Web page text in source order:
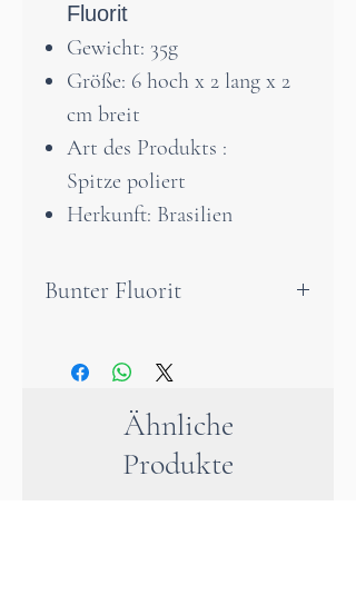
Fluorit
Gewicht: 35g
Größe: 6 hoch x 2 lang x 2
cm breit
Art des Produkts :
Spitze poliert
Herkunft: Brasilien
Bunter Fluorit
die Wirkung fast aller
Heilsteine in sich vereinen
und zur inneren Harmonie
verhelfen. Er soll zur
Ähnliche
Produkte